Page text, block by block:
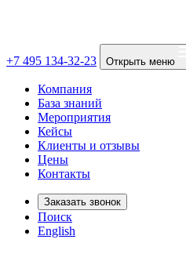
+7 495 134-32-23 Открыть меню
Компания
База знаний
Мероприятия
Кейсы
Клиенты и отзывы
Цены
Контакты
Заказать звонок
Поиск
English